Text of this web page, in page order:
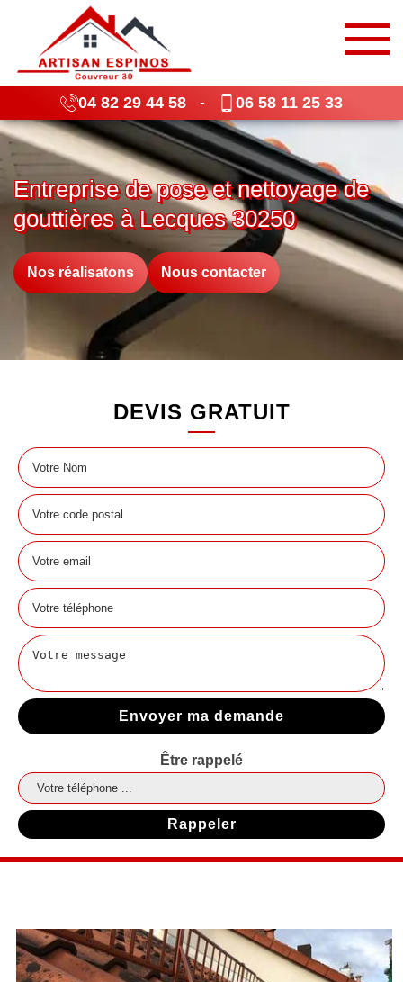
04 82 29 44 58 - 06 58 11 25 33
Entreprise de pose et nettoyage de
gouttières à Lecques 30250
Nos réalisatons Nous contacter
DEVIS GRATUIT
Être rappelé